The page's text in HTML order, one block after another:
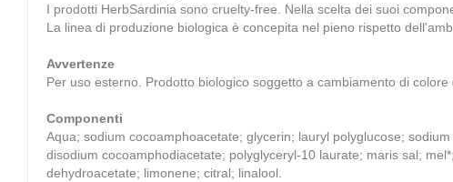
I prodotti HerbSardinia sono cruelty-free. Nella scelta dei suoi
La linea di produzione biologica è concepita nel pieno rispetto
Avvertenze
Per uso esterno. Prodotto biologico soggetto a cambiamento di colore
Componenti
Aqua; sodium cocoamphoacetate; glycerin; lauryl polyglucose;
disodium cocoamphodiacetate; polyglyceryl-10 laurate; maris sal;
dehydroacetate; limonene; citral; linalool.